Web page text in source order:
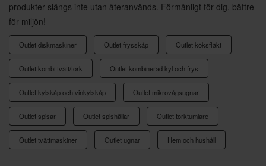
produkter slängs inte utan återanvänds. Förmånligt för dig, bättre
för miljön!
Outlet diskmaskiner Outlet frysskåp Outlet köksfläkt
Outlet kombi tvätt/tork Outlet kombinerad kyl och frys
Outlet kylskåp och vinkylskåp Outlet mikrovågsugnar
Outlet spisar Outlet spishällar Outlet torktumlare
Outlet tvättmaskiner Outlet ugnar Hem och hushåll